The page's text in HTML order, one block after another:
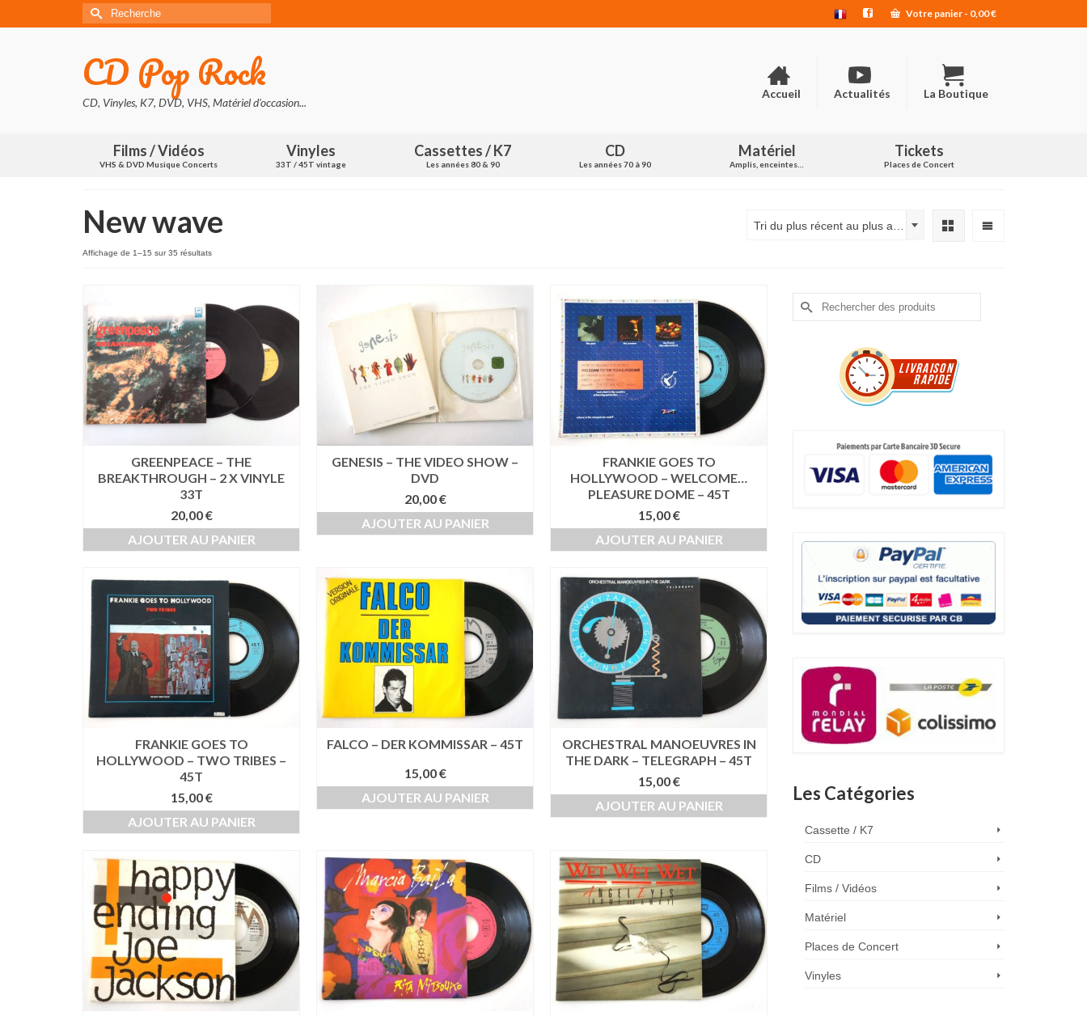
Votre panier - 0,00€
Rechercher :
CD Pop Rock
CD, Vinyles, K7, DVD, VHS, Matériel d'occasion...
Accueil Actualités La Boutique
Films / Vidéos
VHS & DVD Musique Concerts
Vinyles
33T / 45T vintage
Cassettes / K7
Les années 80 & 90
CD
Les années 70 à 90
Matériel
Amplis, enceintes…
Tickets
Places de Concert
New wave
Affichage de 1–15 sur 35 résultatsTrié
ancien
GREENPEACE – THE
BREAKTHROUGH – 2 X VINYLE
33T
20,00€
AJOUTER AU PANIER
GENESIS – THE VIDEO SHOW –
DVD
20,00€
AJOUTER AU PANIER
FRANKIE GOES TO
HOLLYWOOD – WELCOME…
PLEASURE DOME – 45T
15,00€
AJOUTER AU PANIER
FRANKIE GOES TO
HOLLYWOOD – TWO TRIBES –
45T
15,00€
AJOUTER AU PANIER
FALCO – DER KOMMISSAR – 45T
15,00€
AJOUTER AU PANIER
ORCHESTRAL MANOEUVRES IN
THE DARK – TELEGRAPH – 45T
15,00€
AJOUTER AU PANIER
Rechercher :
Les Catégories
Cassette / K7
CD
Films / Vidéos
Matériel
Places de Concert
Vinyles